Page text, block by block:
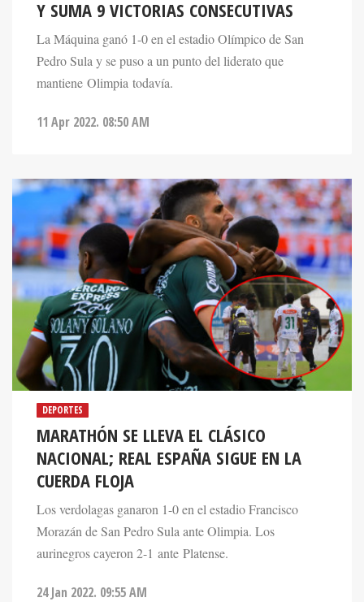
Y SUMA 9 VICTORIAS CONSECUTIVAS
La Máquina ganó 1-0 en el estadio Olímpico de San
Pedro Sula y se puso a un punto del liderato que
mantiene Olimpia todavía.
11 Apr 2022. 08:50 AM
DEPORTES
MARATHÓN SE LLEVA EL CLÁSICO
NACIONAL; REAL ESPAÑA SIGUE EN LA
CUERDA FLOJA
Los verdolagas ganaron 1-0 en el estadio Francisco
Morazán de San Pedro Sula ante Olimpia. Los
aurinegros cayeron 2-1 ante Platense.
24 Jan 2022. 09:55 AM